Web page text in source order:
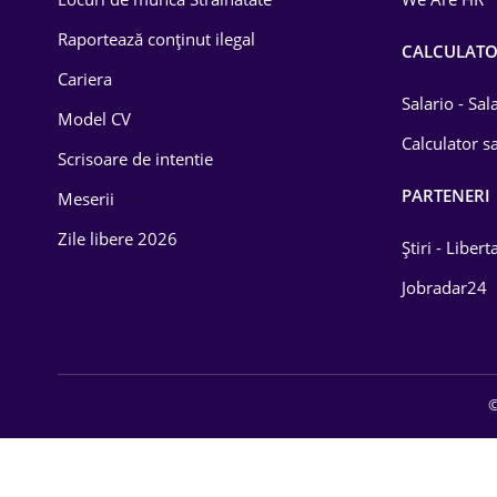
Educație / Training
Energetică
Farma
Raportează conținut ilegal
Cariera
Model CV
Scrisoare de intentie
Meserii
Zile libere 2026
Salario -
Calculator
PARTENERI
Știri -
Jobradar24